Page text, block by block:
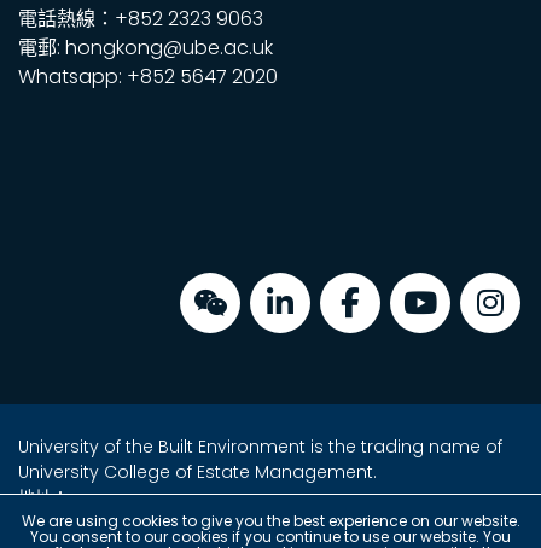
We are using cookies to give you the best experience on our website.
You consent to our cookies if you continue to use our website. You
電話熱線：+852 2323 9063
電郵: hongkong@ube.ac.uk
Whatsapp: +852 5647 2020
University of the Built Environment is the trading name of
University College of Estate Management.
地址：
金鐘海富中心2座16樓2室